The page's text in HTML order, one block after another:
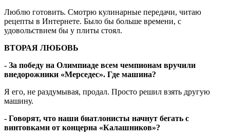
Люблю готовить. Смотрю кулинарные передачи, читаю
рецепты в Интернете. Было бы больше времени, с
удовольствием бы у плиты стоял.
ВТОРАЯ ЛЮБОВЬ
- За победу на Олимпиаде всем чемпионам вручили
внедорожники «Мерседес». Где машина?
Я его, не раздумывая, продал. Просто решил взять другую
машину.
- Говорят, что наши биатлонисты начнут бегать с
винтовками от концерна «Калашников»?